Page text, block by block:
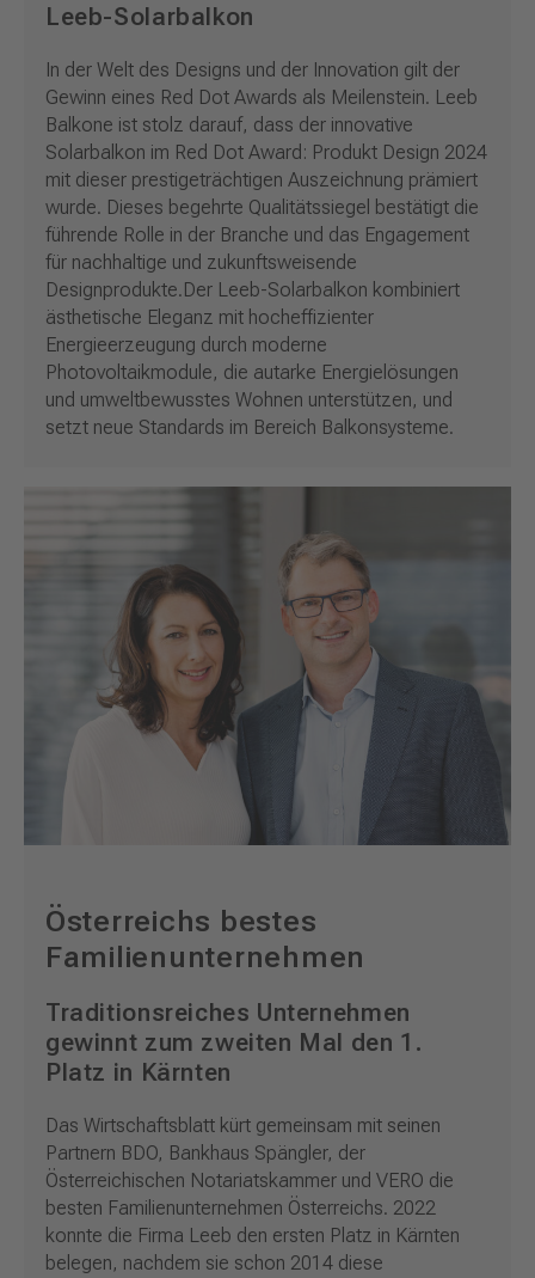
Leeb-Solarbalkon
In der Welt des Designs und der Innovation gilt der
Gewinn eines Red Dot Awards als Meilenstein. Leeb
Balkone ist stolz darauf, dass der innovative
Solarbalkon im Red Dot Award: Produkt Design 2024
mit dieser prestigeträchtigen Auszeichnung prämiert
wurde. Dieses begehrte Qualitätssiegel bestätigt die
führende Rolle in der Branche und das Engagement
für nachhaltige und zukunftsweisende
Designprodukte.Der Leeb-Solarbalkon kombiniert
ästhetische Eleganz mit hocheffizienter
Energieerzeugung durch moderne
Photovoltaikmodule, die autarke Energielösungen
und umweltbewusstes Wohnen unterstützen, und
setzt neue Standards im Bereich Balkonsysteme.
Österreichs bestes
Familienunternehmen
Traditionsreiches Unternehmen
gewinnt zum zweiten Mal den 1.
Platz in Kärnten
Das Wirtschaftsblatt kürt gemeinsam mit seinen
Partnern BDO, Bankhaus Spängler, der
Österreichischen Notariatskammer und VERO die
besten Familienunternehmen Österreichs. 2022
konnte die Firma Leeb den ersten Platz in Kärnten
belegen, nachdem sie schon 2014 diese